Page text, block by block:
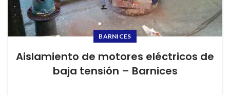
BARNICES
Aislamiento de motores eléctricos de
baja tensión – Barnices